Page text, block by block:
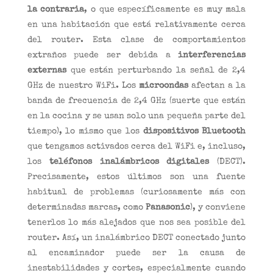
la contraria, o que específicamente es muy mala
en una habitación que está relativamente cerca
del router. Esta clase de comportamientos
extraños puede ser debida ainterferencias
externasque están perturbando la señal de 2,4
GHz de nuestro WiFi. Losmicroondasafectan a la
banda de frecuencia de 2,4 GHz (suerte que están
en la cocina y se usan solo una pequeña parte del
tiempo), lo mismo que los dispositivos Bluetooth
que tengamos activados cerca del WiFi e, incluso,
los teléfonos inalámbricos digitales(DECT).
Precisamente, estos últimos son una fuente
habitual de problemas (curiosamente más con
determinadas marcas, comoPanasonic), y conviene
tenerlos lo más alejados que nos sea posible del
router. Así, un inalámbrico DECT conectado junto
al encaminador puede ser la causa de
inestabilidades y cortes, especialmente cuando